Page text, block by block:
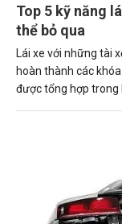
Top 5 kỹ năng
thể bỏ qua
Lái xe với những tài
hoàn thành các
được tổng hợp trong